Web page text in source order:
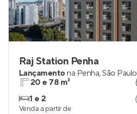
Raj Station Penha
Lançamentona Penha,São Paulo
20 e 78 m²
1 e 2
Venda a partir de